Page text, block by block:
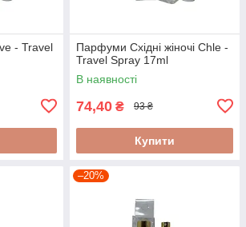
- Travel
Парфуми Східні жіночі Chle -
Travel Spray 17ml
В наявності
74,40 ₴ 93 ₴
Купити
–20%